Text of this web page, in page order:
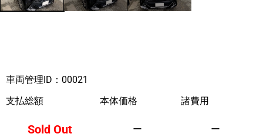
車両管理ID：00021
支払総額
Sold Out
本体価格
ー
諸費用
ー